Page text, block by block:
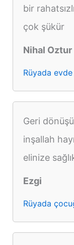
bir
çok şükür
Nihal Oztur
Rüyada
Geri
inşallah
elinize
Ezgi
Rüyada